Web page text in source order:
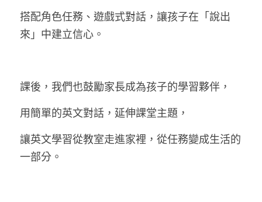
搭配角色任務、遊戲式對話，讓孩子在「說出
來」中建立信心。
課後，我們也鼓勵家長成為孩子的學習夥伴，
用簡單的英文對話，延伸課堂主題，
讓英文學習從教室走進家裡，從任務變成生活的
一部分。